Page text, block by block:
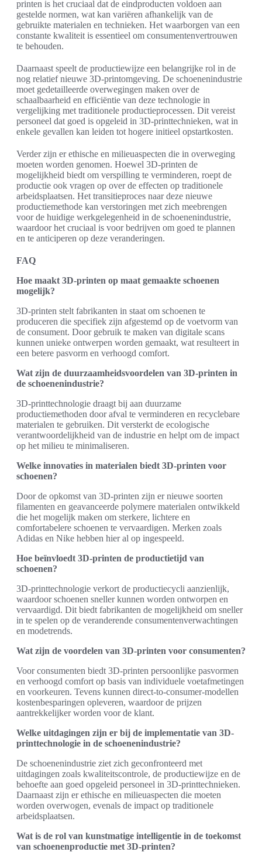
printen is het cruciaal dat de eindproducten voldoen aan
gestelde normen, wat kan variëren afhankelijk van de
gebruikte materialen en technieken. Het waarborgen van een
constante kwaliteit is essentieel om consumentenvertrouwen
te behouden.
Daarnaast speelt de productiewijze een belangrijke rol in de
nog relatief nieuwe 3D-printomgeving. De schoenenindustrie
moet gedetailleerde overwegingen maken over de
schaalbaarheid en efficiëntie van deze technologie in
vergelijking met traditionele productieprocessen. Dit vereist
personeel dat goed is opgeleid in 3D-printtechnieken, wat in
enkele gevallen kan leiden tot hogere initieel opstartkosten.
Verder zijn er ethische en milieuaspecten die in overweging
moeten worden genomen. Hoewel 3D-printen de
mogelijkheid biedt om verspilling te verminderen, roept de
productie ook vragen op over de effecten op traditionele
arbeidsplaatsen. Het transitieproces naar deze nieuwe
productiemethode kan verstoringen met zich meebrengen
voor de huidige werkgelegenheid in de schoenenindustrie,
waardoor het cruciaal is voor bedrijven om goed te plannen
en te anticiperen op deze veranderingen.
FAQ
Hoe maakt 3D-printen op maat gemaakte schoenen
mogelijk?
3D-printen stelt fabrikanten in staat om schoenen te
produceren die specifiek zijn afgestemd op de voetvorm van
de consument. Door gebruik te maken van digitale scans
kunnen unieke ontwerpen worden gemaakt, wat resulteert in
een betere pasvorm en verhoogd comfort.
Wat zijn de duurzaamheidsvoordelen van 3D-printen in
de schoenenindustrie?
3D-printtechnologie draagt bij aan duurzame
productiemethoden door afval te verminderen en recyclebare
materialen te gebruiken. Dit versterkt de ecologische
verantwoordelijkheid van de industrie en helpt om de impact
op het milieu te minimaliseren.
Welke innovaties in materialen biedt 3D-printen voor
schoenen?
Door de opkomst van 3D-printen zijn er nieuwe soorten
filamenten en geavanceerde polymere materialen ontwikkeld
die het mogelijk maken om sterkere, lichtere en
comfortabelere schoenen te vervaardigen. Merken zoals
Adidas en Nike hebben hier al op ingespeeld.
Hoe beïnvloedt 3D-printen de productietijd van
schoenen?
3D-printtechnologie verkort de productiecycli aanzienlijk,
waardoor schoenen sneller kunnen worden ontworpen en
vervaardigd. Dit biedt fabrikanten de mogelijkheid om sneller
in te spelen op de veranderende consumentenverwachtingen
en modetrends.
Wat zijn de voordelen van 3D-printen voor consumenten?
Voor consumenten biedt 3D-printen persoonlijke pasvormen
en verhoogd comfort op basis van individuele voetafmetingen
en voorkeuren. Tevens kunnen direct-to-consumer-modellen
kostenbesparingen opleveren, waardoor de prijzen
aantrekkelijker worden voor de klant.
Welke uitdagingen zijn er bij de implementatie van 3D-
printtechnologie in de schoenenindustrie?
De schoenenindustrie ziet zich geconfronteerd met
uitdagingen zoals kwaliteitscontrole, de productiewijze en de
behoefte aan goed opgeleid personeel in 3D-printtechnieken.
Daarnaast zijn er ethische en milieuaspecten die moeten
worden overwogen, evenals de impact op traditionele
arbeidsplaatsen.
Wat is de rol van kunstmatige intelligentie in de toekomst
van schoenenproductie met 3D-printen?